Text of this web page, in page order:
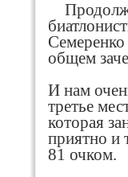
общем
И нам
третье
которая
приятно и
81 очком.